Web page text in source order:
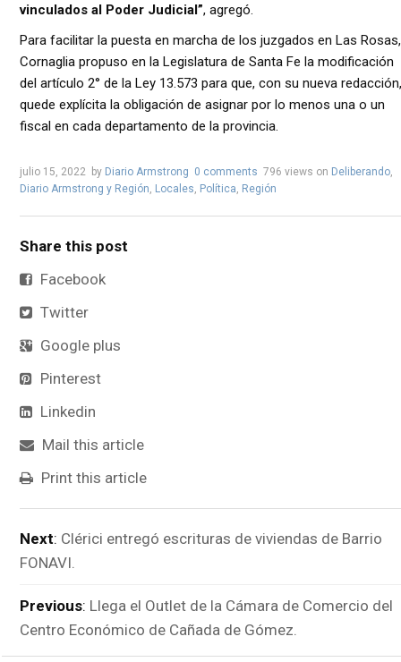
vinculados al Poder Judicial”, agregó.
Para facilitar la puesta en marcha de los juzgados en Las Rosas,
Cornaglia propuso en la Legislatura de Santa Fe la modificación
del artículo 2° de la Ley 13.573 para que, con su nueva redacción,
quede explícita la obligación de asignar por lo menos una o un
fiscal en cada departamento de la provincia.
julio 15, 2022 by Diario Armstrong 0 comments 796 views on Deliberando
Diario Armstrong y Región Locales Política Región
Share this post
Facebook
Twitter
Google plus
Pinterest
Linkedin
Mail this article
Print this article
Next: Clérici entregó escrituras de viviendas de Barrio
FONAVI.
Previous: Llega el Outlet de la Cámara de Comercio del
Centro Económico de Cañada de Gómez.